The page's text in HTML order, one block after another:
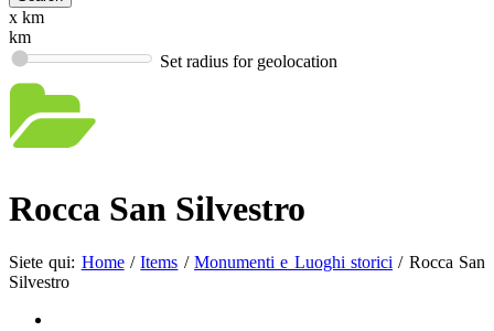
x km
km
Set radius for geolocation
Rocca San Silvestro
Siete qui: Home / Items / Monumenti e Luoghi storici / Rocca San
Silvestro